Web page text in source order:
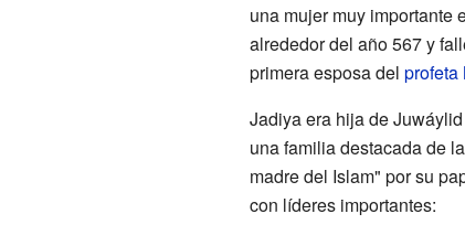
una mujer muy importante
alrededor del año 567 y
primera esposa del profeta
Jadiya era hija de
una familia destacada de
madre del Islam" por su
con líderes importantes: